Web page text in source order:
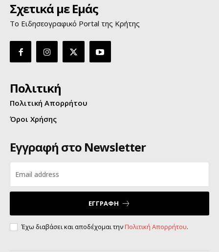
Σχετικά με Εμάς
Το Ειδησεογραφικό Portal της Κρήτης
Πολιτική
Πολιτική Απορρήτου
Όροι Χρήσης
Εγγραφή στο Newsletter
ΕΓΓΡΑΦΗ
Έχω διαβάσει και αποδέχομαι τηνΠολιτική Απορρήτου.